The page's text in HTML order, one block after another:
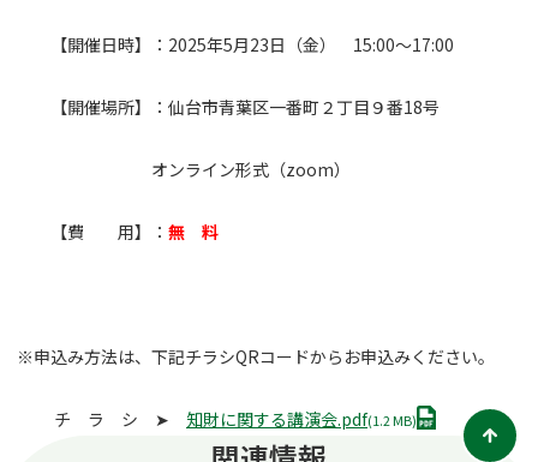
【開催日時】：2025年5月23日（金） 15:00～17:00
【開催場所】：仙台市青葉区一番町２丁目９番18号
オンライン形式（zoom）
【費 用】： 無 料
※申込み方法は、下記チラシQRコードからお申込みください。
チ ラ シ ➤ 知財に関する講演会.pdf(1.2 MB)P